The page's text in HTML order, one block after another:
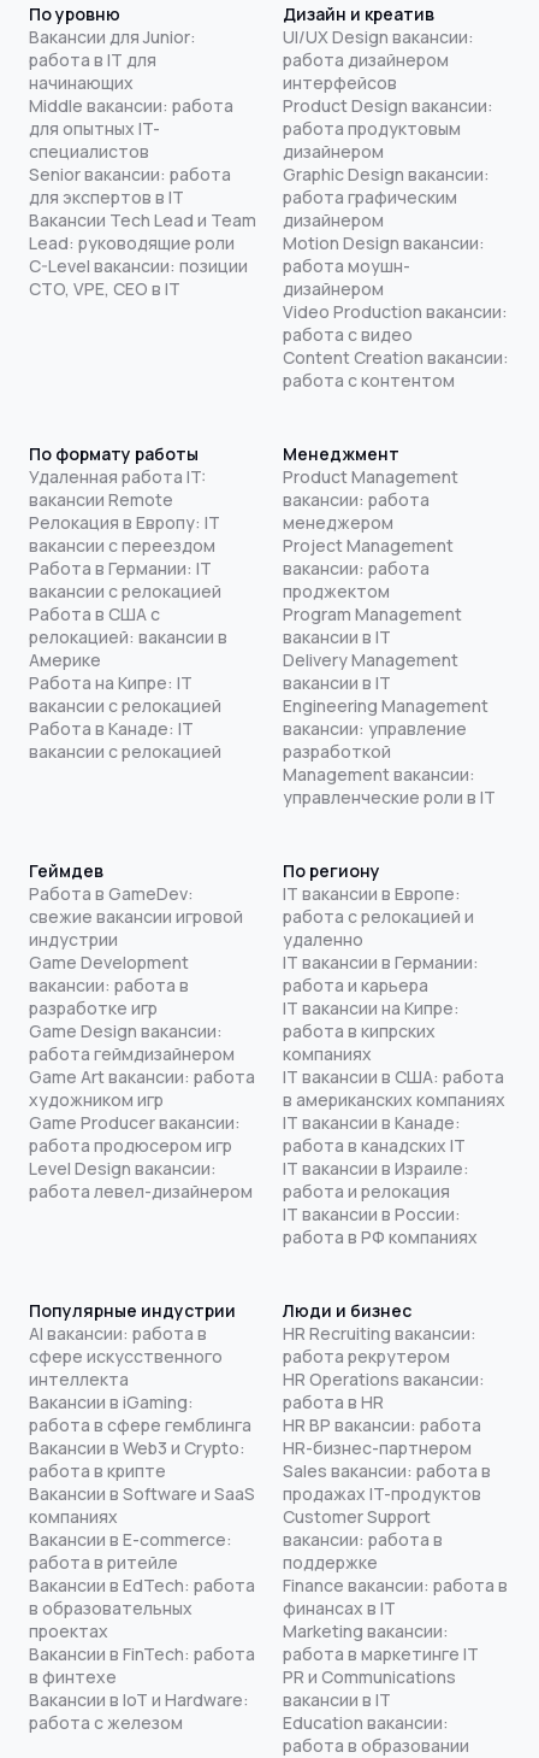
По уровню
Вакансии для Junior:
работа в IT для
начинающих
Middle вакансии: работа
для опытных IT-
специалистов
Senior вакансии: работа
для экспертов в IT
Вакансии Tech Lead и Team
Lead: руководящие роли
C-Level вакансии: позиции
CTO, VPE, CEO в IT
Дизайн и креатив
UI/UX Design вакансии:
работа дизайнером
интерфейсов
Product Design вакансии:
работа продуктовым
дизайнером
Graphic Design вакансии:
работа графическим
дизайнером
Motion Design вакансии:
работа моушн-
дизайнером
Video Production вакансии:
работа с видео
Content Creation вакансии:
работа с контентом
По формату работы
Удаленная работа IT:
вакансии Remote
Релокация в Европу: IT
вакансии с переездом
Работа в Германии: IT
вакансии с релокацией
Работа в США с
релокацией: вакансии в
Америке
Работа на Кипре: IT
вакансии с релокацией
Работа в Канаде: IT
вакансии с релокацией
Менеджмент
Product Management
вакансии: работа
менеджером
Project Management
вакансии: работа
проджектом
Program Management
вакансии в IT
Delivery Management
вакансии в IT
Engineering Management
вакансии: управление
разработкой
Management вакансии:
управленческие роли в IT
Геймдев
Работа в GameDev:
свежие вакансии игровой
индустрии
Game Development
вакансии: работа в
разработке игр
Game Design вакансии:
работа геймдизайнером
Game Art вакансии: работа
художником игр
Game Producer вакансии:
работа продюсером игр
Level Design вакансии:
работа левел-дизайнером
По региону
IT вакансии в Европе:
работа с релокацией и
удаленно
IT вакансии в Германии:
работа и карьера
IT вакансии на Кипре:
работа в кипрских
компаниях
IT вакансии в США: работа
в американских компаниях
IT вакансии в Канаде:
работа в канадских IT
IT вакансии в Израиле:
работа и релокация
IT вакансии в России:
работа в РФ компаниях
Популярные индустрии
AI вакансии: работа в
сфере искусственного
интеллекта
Вакансии в iGaming:
работа в сфере гемблинга
Вакансии в Web3 и Crypto:
работа в крипте
Вакансии в Software и SaaS
компаниях
Вакансии в E-commerce:
работа в ритейле
Вакансии в EdTech: работа
в образовательных
проектах
Вакансии в FinTech: работа
в финтехе
Вакансии в IoT и Hardware:
работа с железом
Люди и бизнес
HR Recruiting вакансии:
работа рекрутером
HR Operations вакансии:
работа в HR
HR BP вакансии: работа
HR-бизнес-партнером
Sales вакансии: работа в
продажах IT-продуктов
Customer Support
вакансии: работа в
поддержке
Finance вакансии: работа в
финансах в IT
Marketing вакансии:
работа в маркетинге IT
PR и Communications
вакансии в IT
Education вакансии:
работа в образовании